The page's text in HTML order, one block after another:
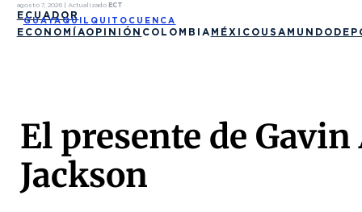
agosto 7, 2026| Actualizado ECT
ECUADOR
GUAYAQUIL QUITO CUENCA
ECONOMÍAOPINIÓN COLOMBIA MÉXICO USA MUNDO
El presente de
Jackson